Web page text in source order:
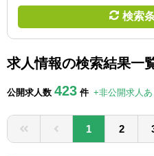
検索
求人情報の検索結果一
公開求人数 423 件 +非公開求人あ
1 2